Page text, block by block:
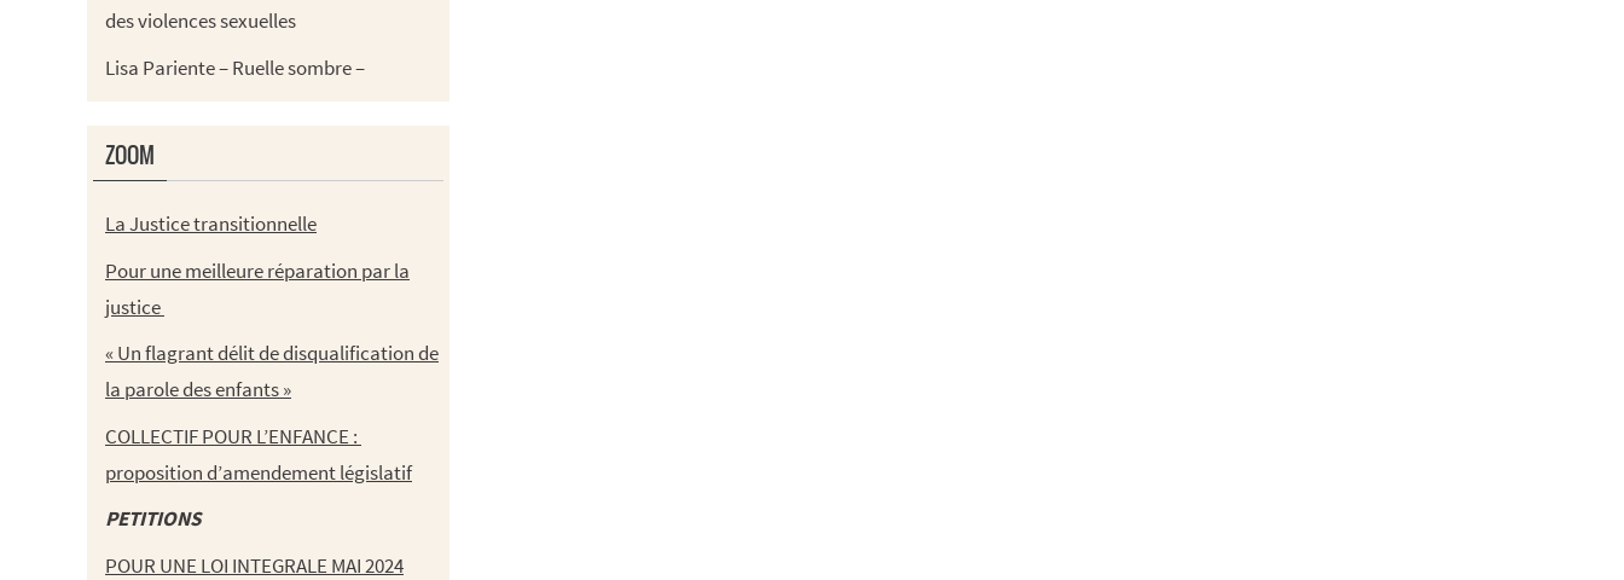
des violences sexuelles
Lisa Pariente – Ruelle sombre –
ZOOM
La Justice transitionnelle
Pour une meilleure réparation par la
justice
« Un flagrant délit de disqualification de
la parole des enfants »
COLLECTIF POUR L’ENFANCE :
proposition d’amendement législatif
PETITIONS
POUR UNE LOI INTEGRALE MAI 2024